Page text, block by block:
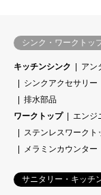
シンク・ワークトッ
キッチンシンク アン
シンクアクセサリー
排水部品
ワークトップ
エンジ
ステンレスワークト
メラミンカウンター
サニタリー・キッチ